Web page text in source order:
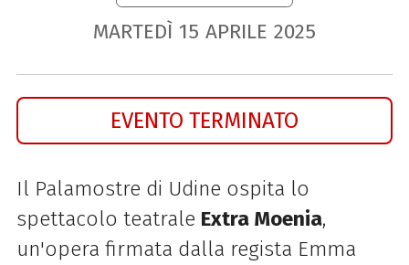
MARTEDÌ 15 APRILE 2025
EVENTO TERMINATO
Il Palamostre di Udine ospita lo
spettacolo teatrale Extra Moenia,
un'opera firmata dalla regista Emma